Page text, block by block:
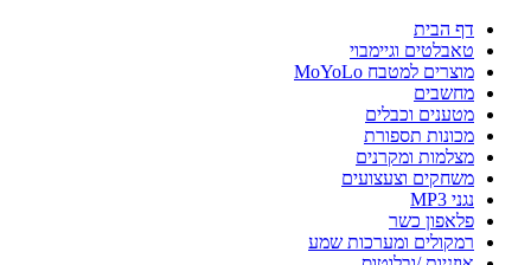
דף הבית
טאבלטים וגיימבוי
מוצרים למטבח MoYoLo
מחשבים
מטענים וכבלים
מכונות תספורת
מצלמות ומקרנים
משחקים וצעצועים
נגני MP3
פלאפון כשר
רמקולים ומערכות שמע